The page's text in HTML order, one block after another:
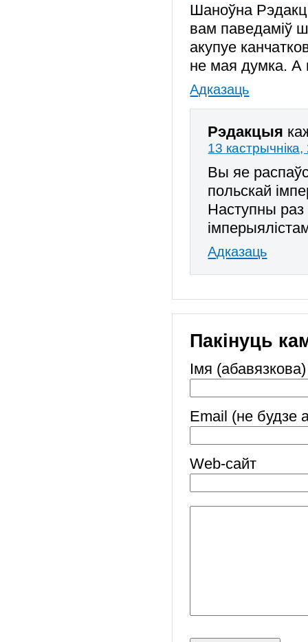
Шаноўна
вам паведаміў
акупуе
не мая думка. А
Адказаць
Рэдакцыя
13
Вы яе
польскай
Наступны раз
Адказаць
Пакінуць
Імя (абавязкова)
Email (не будзе
Web-cайт